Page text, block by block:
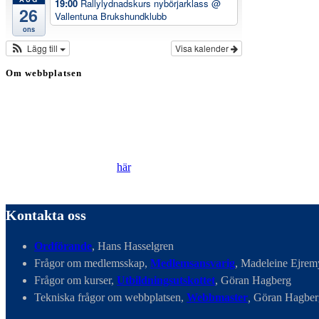
26
ons
19:00 Rallylydnadskurs nybörjarklass @
Vallentuna Brukshundklubb
Visa kalender
Lägg till
Om webbplatsen
här.
Kontakta oss
Ordförande, Hans Hasselgren
Frågor om medlemsskap, Medlemsansvarig, Madeleine
Frågor om kurser, Utbildningsutskottet, Göran Hagberg
Tekniska frågor om webbplatsen, Webbmaster Göran